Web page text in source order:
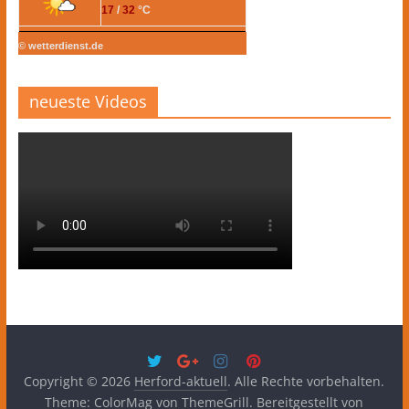
17 / 32 °C
© wetterdienst.de
neueste Videos
Copyright © 2026 Herford-aktuell. Alle Rechte vorbehalten.
Theme: ColorMag von ThemeGrill. Bereitgestellt von